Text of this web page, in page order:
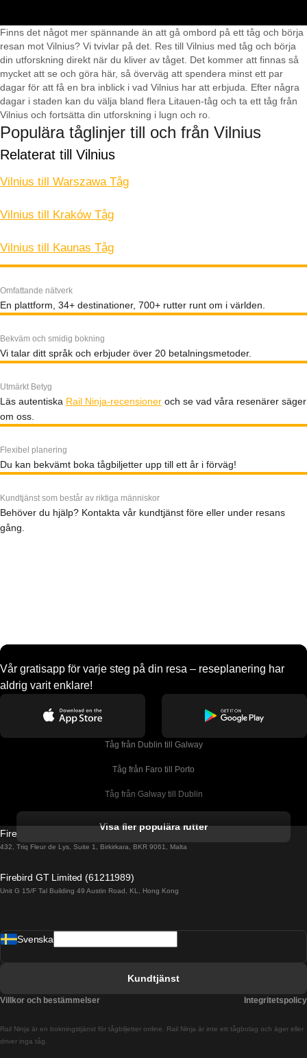
Finns det något mer spännande än att gå ombord på ett tåg och börja
resan mot Vilnius? Vi tvivlar på det. Res till Vilnius med tåg och börja
din utforskning direkt när du kliver av tåget. Det kommer att finnas så
mycket att se och göra här, så överväg att spendera minst ett par
dagar för att få en bra inblick i vad Vilnius har att erbjuda. Efter några
dagar i staden kan du välja bland flera Litauen-tåg och ta ett tåg från
Vilnius och fortsätta din utforskning i lugn och ro.
Populära tåglinjer till och från Vilnius
Relaterat till Vilnius
Vilnius till Warszawa Tåg
Vilnius till Kraków Tåg
Vilnius till Kaunas Tåg
Omfattande nätverk
En plattform, 34+ destinationer, 700+ rutter runt om i världen.
Bekväm och smidig bokning
Vi talar ditt språk och erbjuder över 20 betalningsmetoder.
Utmärkt Betyg
Läs autentiska Rail Ninja-recensioner och se vad våra resenärer säger
om oss.
Flexibel planering
Du kan bekvämt boka tågbiljetter upp till ett år i förväg!
Kundtjänst som består av riktiga människor
Behöver du hjälp? Kontakta vår kundtjänst före eller under resans
gång.
Vår gratisapp för varje steg på din resa – reseplanering har
aldrig varit enklare!
Tåg från Dublin till Galway
Tåg från Faro till Porto
Tåg från Galway till Dublin
Tåg från Porto till Faro
Tåg från Barcelona till Madrid
Visa fler populära rutter
Firebird GT Limited (OC 1451)
432, Triq Fleur de Lys, Suite 1, Birkirkara, BKR 9061, Malta
Firebird GT Limited (61211989)
Unit G 15/F Tal Building 49 Austin Road, KL, Hong Kong
Rail Ninja är en bokningstjänst för tågbiljetter online. Rail Ninja är inte ett tågbolag och äger eller
driver inga tåg.
Svenska
Kundtjänst
Villkor och bestämmelser Integritetspolicy